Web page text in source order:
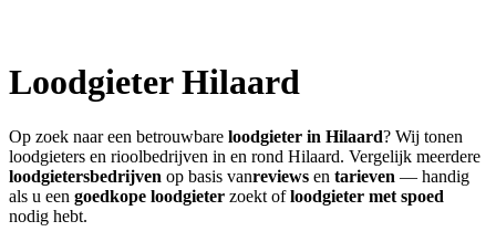
LoodgieterHilaard
Op zoek naar een betrouwbare loodgieter in Hilaard? Wij tonen
loodgieters en rioolbedrijven in en rond Hilaard. Vergelijk meerdere
loodgietersbedrijven op basis vanreviews en tarieven — handig
als u een goedkope loodgieter zoekt ofloodgieter met spoed
nodig hebt.